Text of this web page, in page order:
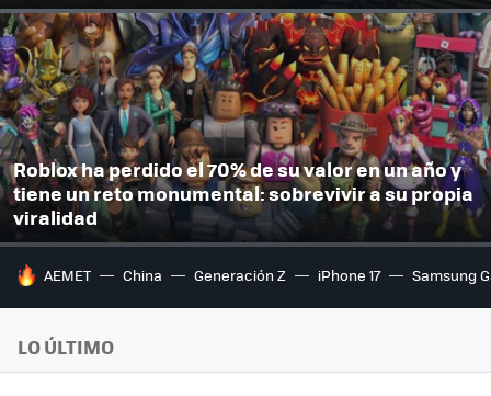
Roblox ha perdido el 70% de su valor en un año y
tiene un reto monumental: sobrevivir a su propia
viralidad
HOY SE HABLA DE
AEMET China Generación Z iPhone 17 Samsung
LO ÚLTIMO